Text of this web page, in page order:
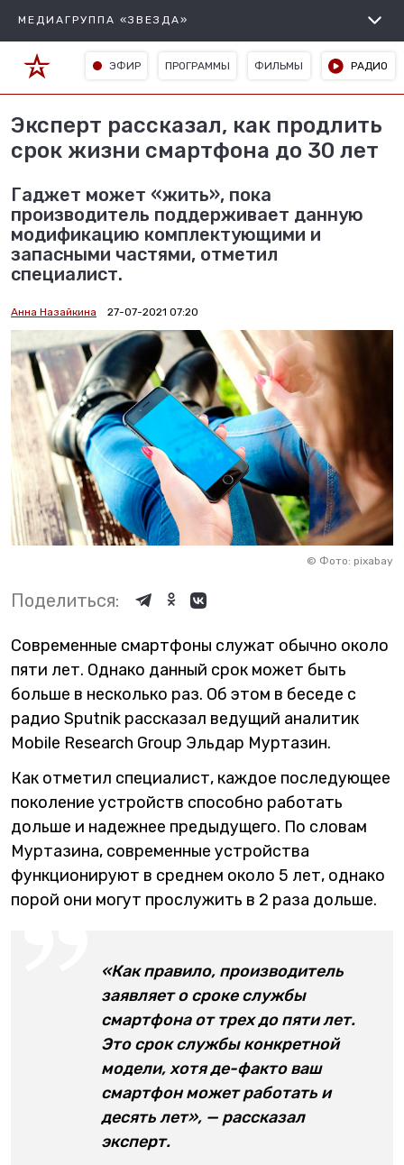
МЕДИАГРУППА «ЗВЕЗДА»
ЭФИР ПРОГРАММЫ ФИЛЬМЫ РАДИО
Эксперт рассказал, как продлить
срок жизни смартфона до 30 лет
Гаджет может «жить», пока
производитель поддерживает данную
модификацию комплектующими и
запасными частями, отметил
специалист.
Анна Назайкина 27-07-2021 07:20
© Фото: pixabay
Поделиться:
Современные смартфоны служат обычно около
пяти лет. Однако данный срок может быть
больше в несколько раз. Об этом в беседе с
радио Sputnik рассказал ведущий аналитик
Mobile Research Group Эльдар Муртазин.
Как отметил специалист, каждое последующее
поколение устройств способно работать
дольше и надежнее предыдущего. По словам
Муртазина, современные устройства
функционируют в среднем около 5 лет, однако
порой они могут прослужить в 2 раза дольше.
«Как правило, производитель
заявляет о сроке службы
смартфона от трех до пяти лет.
Это срок службы конкретной
модели, хотя де-факто ваш
смартфон может работать и
десять лет», — рассказал
эксперт.